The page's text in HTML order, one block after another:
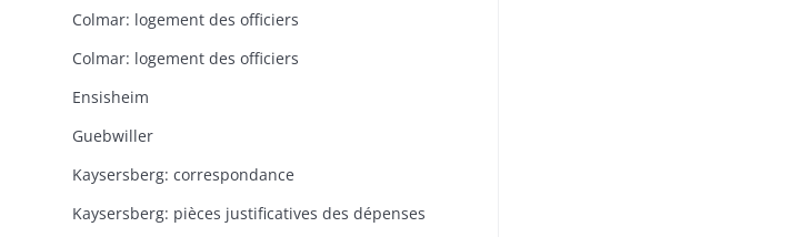
Colmar: logement des officiers
Colmar: logement des officiers
Ensisheim
Guebwiller
Kaysersberg: correspondance
Kaysersberg: pièces justificatives des dépenses